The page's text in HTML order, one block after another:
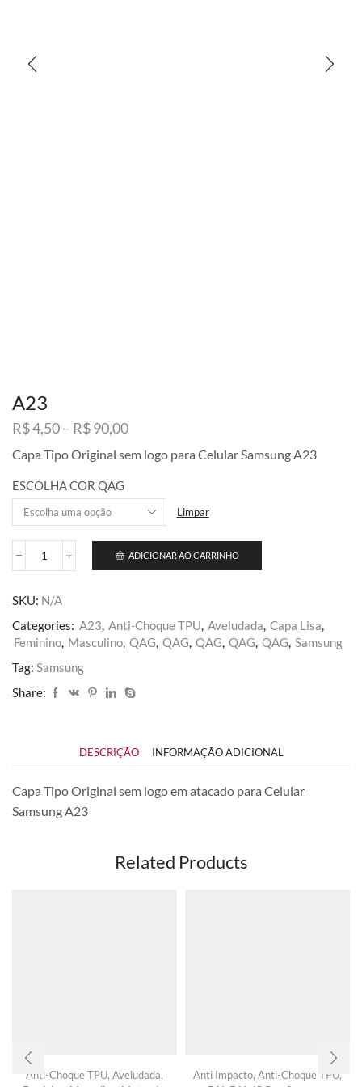
A23
R$4,50– R$90,00Faixa
preço:
através
R$ 90,00
Capa Tipo Original sem logo para Celular Samsung A23
ESCOLHA COR QAG
Limpar
A23
ADICIONAR AO CARRINHO
SKU: N/A
Categories: A23, Anti-Choque TPU, Aveludada, Capa Lisa,
Feminino, Masculino, QAG, QAG, QAG, QAG, QAG, Samsung
Tag: Samsung
Share:
DESCRIÇÃO INFORMAÇÃO ADICIONAL
Capa Tipo Original sem logo em atacado para Celular
Samsung A23
Related Products
Anti-Choque TPU, Aveludada,
Anti Impacto, Anti-Choque TPU,